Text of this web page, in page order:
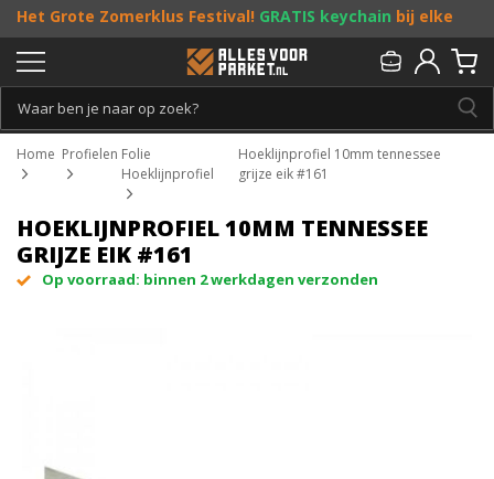
Het Grote Zomerklus Festival! GRATIS keychain bij elke
bestelling vanaf €25, entoffe acties! Doe je mee?
Persoonlijk & gratis advies:013 - 207 00 01
Home Profielen Folie
Hoeklijnprofiel
Hoeklijnprofiel 10mm tennessee
grijze eik #161
HOEKLIJNPROFIEL 10MM TENNESSEE
GRIJZE EIK #161
Op voorraad: binnen 2 werkdagen verzonden